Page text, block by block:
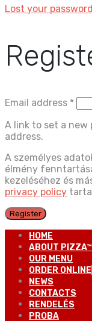
Lost your
Email address *
A link to set a new
address.
A személyes
élmény
kezeléséhez és
privacy policy
Register
HOME
ABOUT PIZZA™
OUR MENU
ORDER ONLINE
NEWS
CONTACTS
RENDELÉS
PROBA